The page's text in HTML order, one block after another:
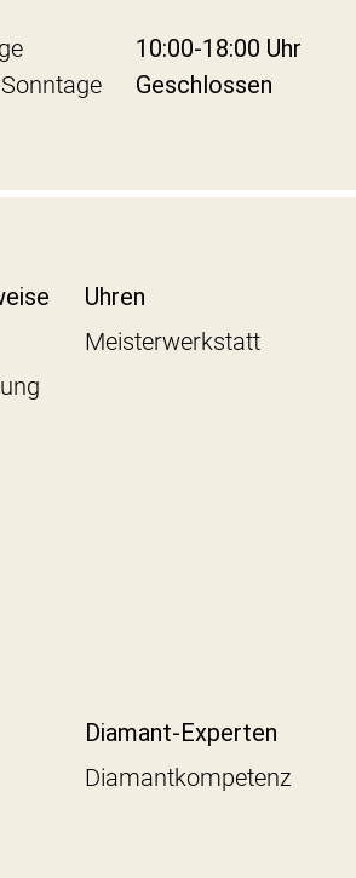
10:00-18:00 Uhr
Geschlossen
Uhren
Meisterwerkstatt
Diamant-Experten
Diamantkompetenz